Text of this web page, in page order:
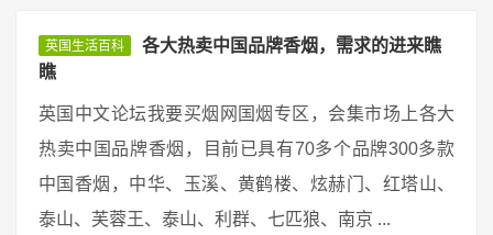
英国生活百科
各大热卖中国品牌香烟，需求的进来瞧
瞧
英国中文论坛我要买烟网国烟专区，会集市场上各大
热卖中国品牌香烟，目前已具有70多个品牌300多款
中国香烟，中华、玉溪、黄鹤楼、炫赫门、红塔山、
泰山、芙蓉王、泰山、利群、七匹狼、南京 ...